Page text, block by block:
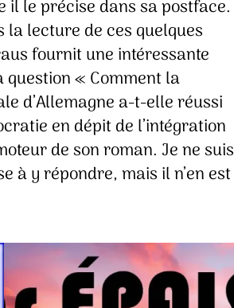
il le précise dans sa postface.
la lecture de ces quelques
fournit une intéressante
« Comment la
d’Allemagne a-t-elle réussi
en dépit de l’intégration
de son roman. Je ne suis
à y répondre, mais il n’en est